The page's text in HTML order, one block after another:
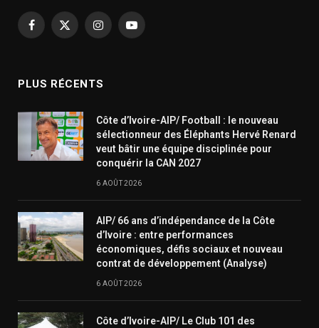
Facebook
X
InstagramYouTube
PLUS RÉCENTS
Côte d’Ivoire-AIP/ Football : le nouveau
sélectionneur des Éléphants Hervé Renard
veut bâtir une équipe disciplinée pour
conquérir la CAN 2027
6 AOÛT 2026
AIP/ 66 ans d’indépendance de la Côte
d’Ivoire : entre performances
économiques, défis sociaux et nouveau
contrat de développement (Analyse)
6 AOÛT 2026
Côte d’Ivoire-AIP/ Le Club 101 des